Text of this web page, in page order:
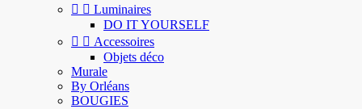
  Luminaires
DO IT YOURSELF
  Accessoires
Objets déco
Murale
By Orléans
BOUGIES